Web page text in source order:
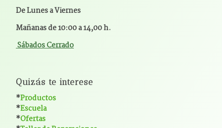
De Lunes a Viernes
Mañanas de 10:00 a 14,00 h.
Sábados Cerrado
Quizás te interese
*Productos
*Escuela
*Ofertas